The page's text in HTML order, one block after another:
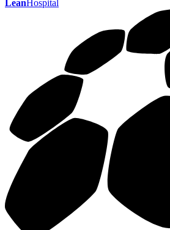
Lean Hospital